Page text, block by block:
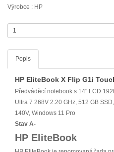
Výrobce : HP
Popis
HP EliteBook X Flip G1i
Předváděcí notebook s 14" LCD
Ultra 7 268V 2.20 GHz, 512 GB SSD,
140V, Windows 11 Pro
Stav A-
HP EliteBook